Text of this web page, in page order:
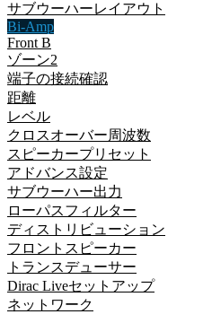
サブウーハーレイアウト
Bi-Amp
Front B
ゾーン2
端子の接続確認
距離
レベル
クロスオーバー周波数
スピーカープリセット
アドバンス設定
サブウーハー出力
ローパスフィルター
ディストリビューション
フロントスピーカー
トランスデューサー
Dirac Liveセットアップ
ネットワーク